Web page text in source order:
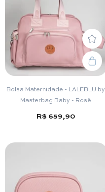
Bolsa Maternidade - LALEBLU by
Masterbag Baby - Rosê
R$ 659,90